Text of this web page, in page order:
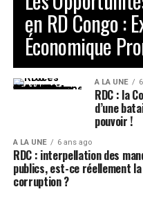
en RD Congo :
Économique
A LA UNE
RDC : la
d’une
pouvoir !
A LA UNE 6 ans ago
RDC : interpellation des
publics, est-ce réellement
corruption ?